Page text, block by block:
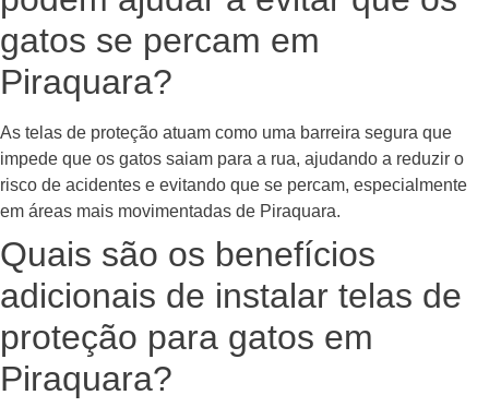
gatos se percam em
Piraquara?
As telas de proteção atuam como uma barreira segura que
impede que os gatos saiam para a rua, ajudando a reduzir o
risco de acidentes e evitando que se percam, especialmente
em áreas mais movimentadas de Piraquara.
Quais são os benefícios
adicionais de instalar telas de
proteção para gatos em
Piraquara?